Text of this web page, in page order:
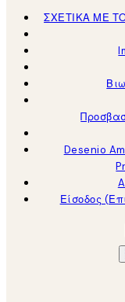
ΣΧΕΤΙΚΑ ΜΕ ΤΟ
Desenio
Είσοδος